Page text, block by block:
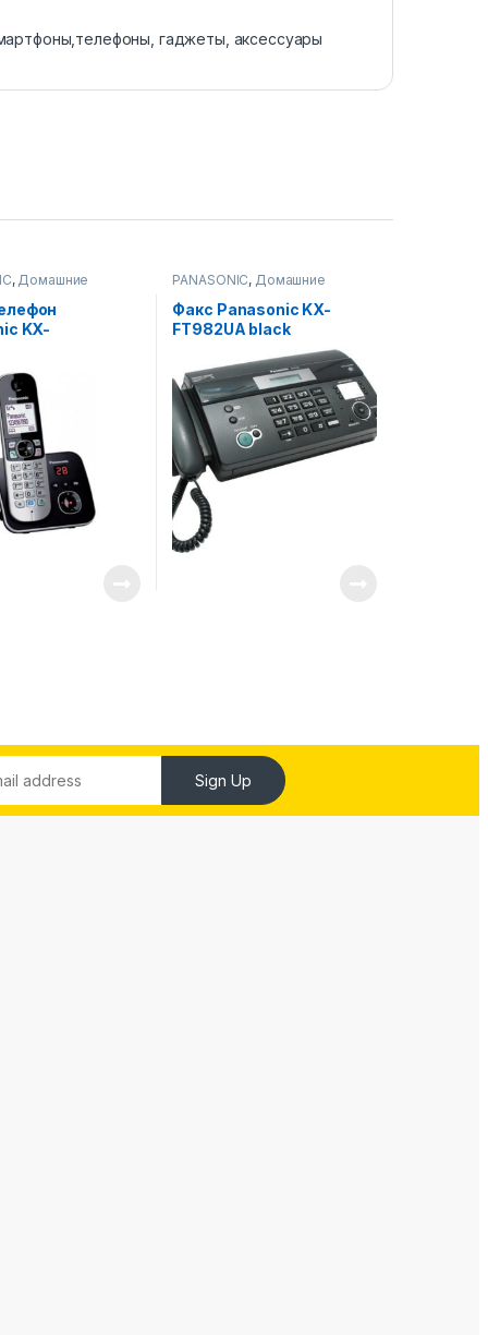
гаджеты, аксессуары
, Домашние
KX-
PANASONIC, Домашние
Смартфоны,телефоны,
гаджеты, аксессуары
Факс Panasonic KX-
FT982UA black
Sign Up